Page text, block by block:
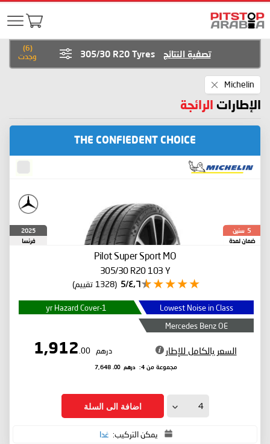
(
6
)
وجدت
تصفية النتائج 305/30 R20 Tyres
Michelin
This
Item الإطارات الرائجة
THE CONFIEDENT CHOICE
5 سنين
ضمان لمدة
2025
فرنسا
Pilot Super Sport MO
305/30 R20 103 Y
٤٫٦/5 (1328 تقييم)
Lowest Noise in Class
1-yr Hazard Cover
Mercedes Benz OE
السعر بالكامل للإطار درهم 1,912
.00
مجموعة من 4: درهم 7,648
.00
اضافة الى السلة
يمكن التركيب: غدا